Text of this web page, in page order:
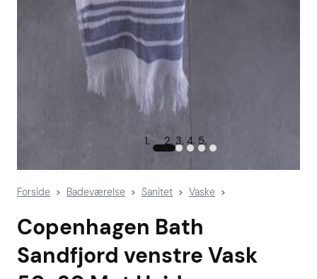
Forside > Badeværelse > Sanitet > Vaske >
Copenhagen Bath
Sandfjord venstre Vask